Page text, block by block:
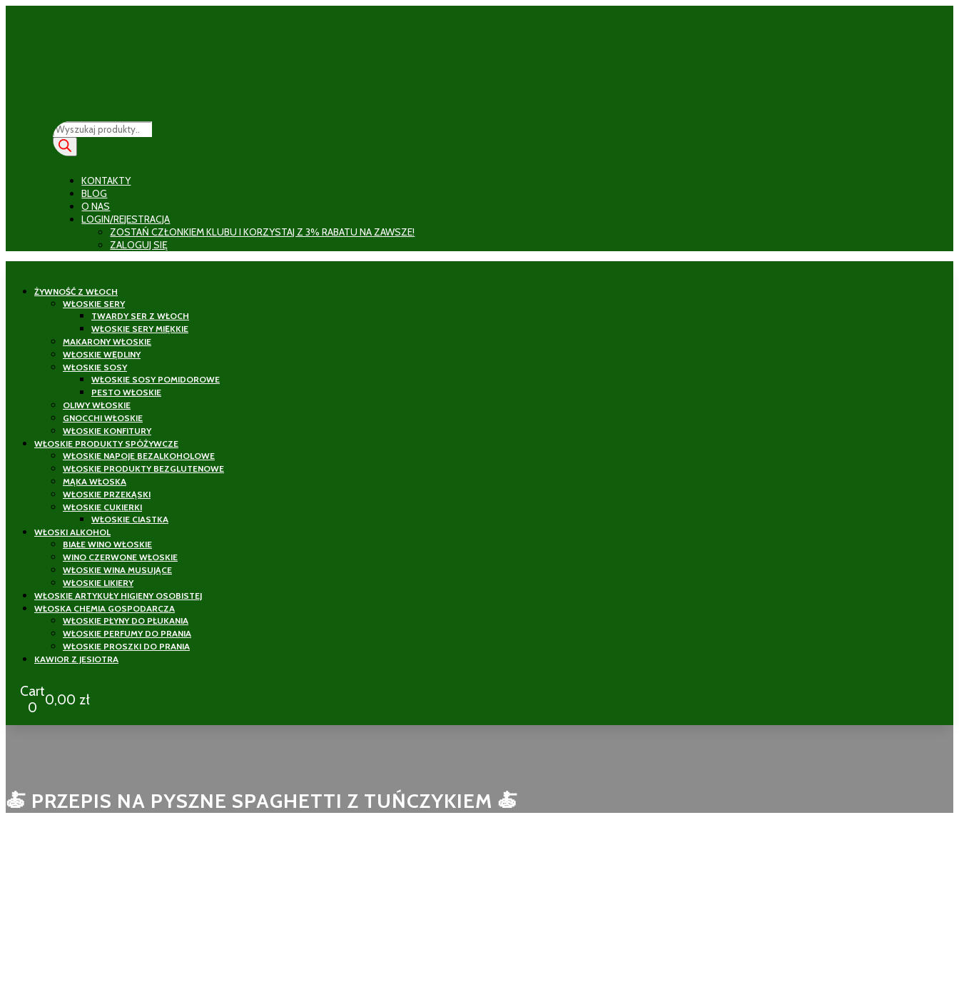
Wyszukiwarka
produktów
KONTAKTY
BLOG
O NAS
LOGIN/REJESTRACJA
ZOSTAŃ CZŁONKIEM KLUBU I KORZYSTAJ Z 3% RABATU NA ZAWSZE!
ZALOGUJ SIĘ
ŻYWNOŚĆ Z WŁOCH
WŁOSKIE SERY
TWARDY SER Z WŁOCH
WŁOSKIE SERY MIĘKKIE
MAKARONY WŁOSKIE
WŁOSKIE WĘDLINY
WŁOSKIE SOSY
WŁOSKIE SOSY POMIDOROWE
PESTO WŁOSKIE
OLIWY WŁOSKIE
GNOCCHI WŁOSKIE
WŁOSKIE KONFITURY
WŁOSKIE PRODUKTY SPÓŻYWCZE
WŁOSKIE NAPOJE BEZALKOHOLOWE
WŁOSKIE PRODUKTY BEZGLUTENOWE
MĄKA WŁOSKA
WŁOSKIE PRZEKĄSKI
WŁOSKIE CUKIERKI
WŁOSKIE CIASTKA
WŁOSKI ALKOHOL
BIAŁE WINO WŁOSKIE
WINO CZERWONE WŁOSKIE
WŁOSKIE WINA MUSUJĄCE
WŁOSKIE LIKIERY
WŁOSKIE ARTYKUŁY HIGIENY OSOBISTEJ
WŁOSKA CHEMIA GOSPODARCZA
WŁOSKIE PŁYNY DO PŁUKANIA
WŁOSKIE PERFUMY DO PRANIA
WŁOSKIE PROSZKI DO PRANIA
KAWIOR Z JESIOTRA
Cart
0 0,00 zł
🍝 PRZEPIS NA PYSZNE SPAGHETTI Z TUŃCZYKIEM 🍝